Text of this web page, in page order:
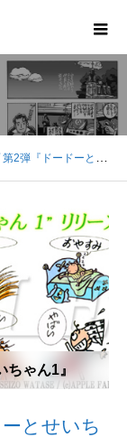
ドードーとせいちゃん1』
ゃん1』
とせいち